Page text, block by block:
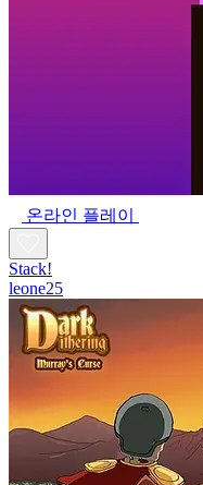
온라인 플레이
Stack!
leone25